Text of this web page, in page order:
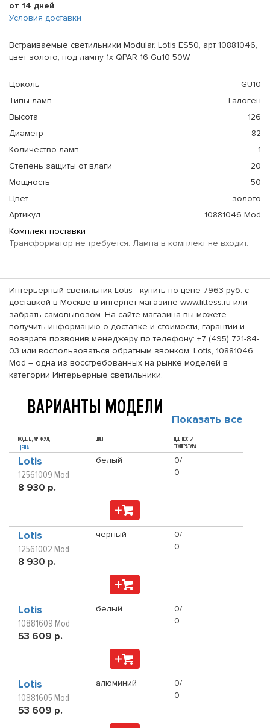
от 14 дней
Условия доставки
Встраиваемые светильники Modular. Lotis ES50, арт 10881046,
цвет золото, под лампу 1x QPAR 16 Gu10 50W.
Цоколь
GU10
Типы ламп
Галоген
Высота
126
Диаметр
82
Количество ламп
1
Степень защиты от влаги
20
Мощность
50
Цвет
золото
Артикул
10881046 Mod
Комплект поставки
Трансформатор не требуется. Лампа в комплект не входит.
Интерьерный светильник Lotis - купить по цене 7963 руб. с
доставкой в Москве в интернет-магазине www.littess.ru или
забрать самовывозом. На сайте магазина вы можете
получить информацию о доставке и стоимости, гарантии и
возврате позвонив менеджеру по телефону: +7 (495) 721-84-
03 или воспользоваться обратным звонком. Lotis, 10881046
Mod – одна из восстребованных на рынке моделей в
категории Интерьерные светильники.
ВАРИАНТЫ МОДЕЛИ Показать все
МОДЕЛЬ, АРТИКУЛ,
ЦЕНА
ЦВЕТ
ЦВЕТНОСТЬ/
ТЕМПЕРАТУРА
Lotis
12561009 Mod
8 930 р.
белый
0/
0
Lotis
12561002 Mod
8 930 р.
черный
0/
0
Lotis
10881609 Mod
53 609 р.
белый
0/
0
Lotis
10881605 Mod
53 609 р.
алюминий
0/
0